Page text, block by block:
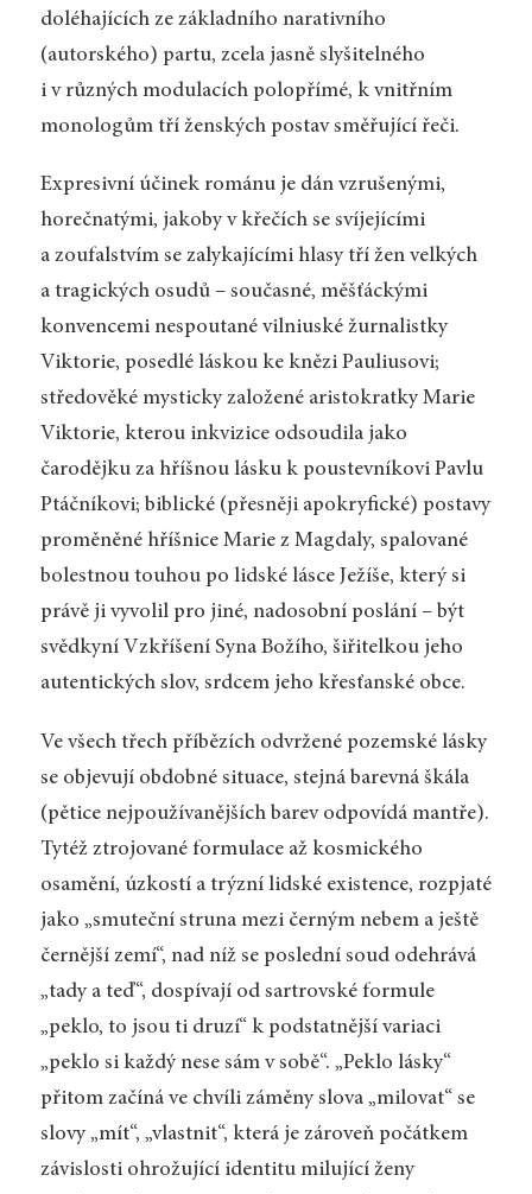
doléhajících ze základního narativního
(autorského) partu, zcela jasně slyšitelného
i v různých modulacích polopřímé, k vnitřním
monologům tří ženských postav směřující řeči.
Expresivní účinek románu je dán vzrušenými,
horečnatými, jakoby v křečích se svíjejícími
a zoufalstvím se zalykajícími hlasy tří žen velkých
a tragických osudů – současné, měšťáckými
konvencemi nespoutané vilniuské žurnalistky
Viktorie, posedlé láskou ke knězi Pauliusovi;
středověké mysticky založené aristokratky Marie
Viktorie, kterou inkvizice odsoudila jako
čarodějku za hříšnou lásku k poustevníkovi Pavlu
Ptáčníkovi; biblické (přesněji apokryfické) postavy
proměněné hříšnice Marie z Magdaly, spalované
bolestnou touhou po lidské lásce Ježíše, který si
právě ji vyvolil pro jiné, nadosobní poslání – být
svědkyní Vzkříšení Syna Božího, šiřitelkou jeho
autentických slov, srdcem jeho křesťanské obce.
Ve všech třech příbězích odvržené pozemské lásky
se objevují obdobné situace, stejná barevná škála
(pětice nejpoužívanějších barev odpovídá mantře).
Tytéž ztrojované formulace až kosmického
osamění, úzkostí a trýzní lidské existence, rozpjaté
jako „smuteční struna mezi černým nebem a ještě
černější zemí“, nad níž se poslední soud odehrává
„tady a teď“, dospívají od sartrovské formule
„peklo, to jsou ti druzí“ k podstatnější variaci
„peklo si každý nese sám v sobě“. „Peklo lásky“
přitom začíná ve chvíli záměny slova „milovat“ se
slovy „mít“, „vlastnit“, která je zároveň počátkem
závislosti ohrožující identitu milující ženy